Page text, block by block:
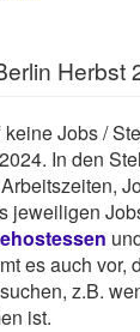
Herbst
Jobs /
In den
jeweiligen
es auch vor,
z.B.
ist.